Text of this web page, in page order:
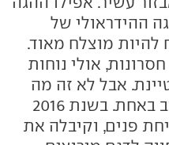
ההידראולי של
מוצלח מאוד.
אולי נוחות
אבל לא זה מה
שיגרום לנו לוותר על סיבוב באחת. בשנת 2016
פנים, וקיבלה את